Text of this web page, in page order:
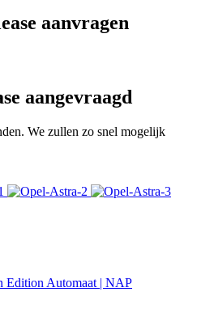
aanvragen
aangevraagd
We zullen zo snel mogelijk
Edition Automaat | NAP